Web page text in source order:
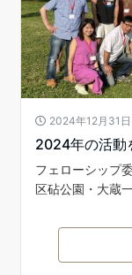
2024年12月31日
2024年の活動
フェローシップ
区砧公園・大蔵